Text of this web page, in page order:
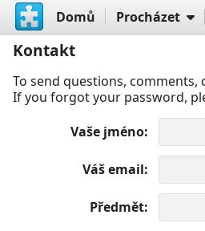
Domů Procházet
Kontakt
To send questions,
If you forgot your password,
Vaše jméno
Váš email
Předmět